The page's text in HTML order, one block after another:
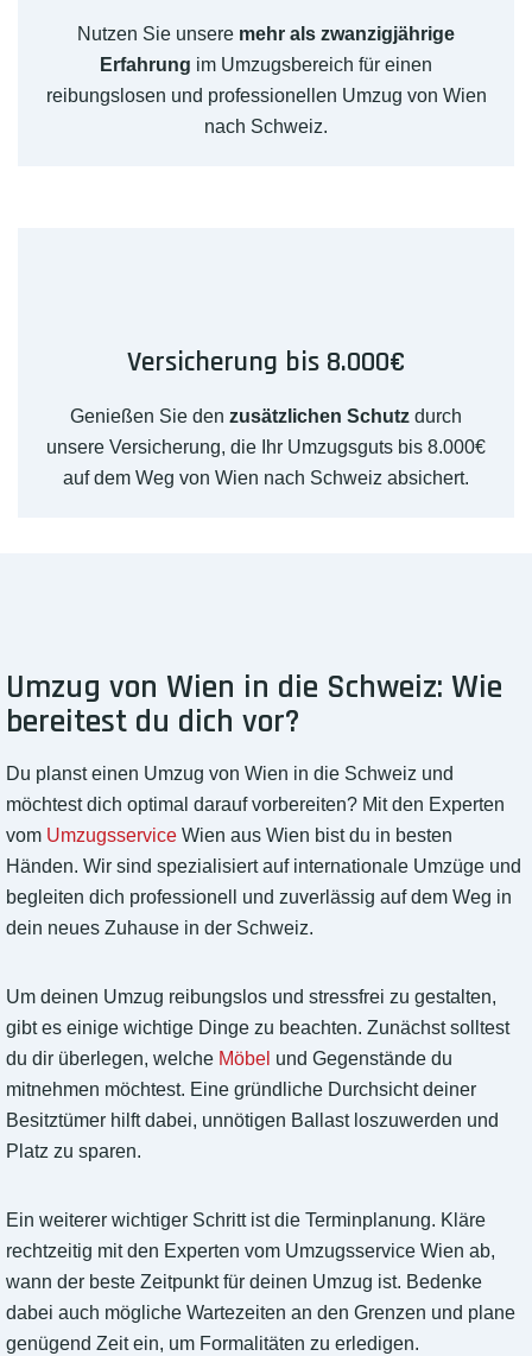
Nutzen Sie unsere mehr als zwanzigjährige
Erfahrung im Umzugsbereich für einen
reibungslosen und professionellen Umzug von Wien
nach Schweiz.
Versicherung bis 8.000€
Genießen Sie den zusätzlichen Schutz durch
unsere Versicherung, die Ihr Umzugsguts bis 8.000€
auf dem Weg von Wien nach Schweiz absichert.
Umzug von Wien in die Schweiz: Wie
bereitest du dich vor?
Du planst einen Umzug von Wien in die Schweiz und
möchtest dich optimal darauf vorbereiten? Mit den Experten
vom Umzugsservice Wien aus Wien bist du in besten
Händen. Wir sind spezialisiert auf internationale Umzüge und
begleiten dich professionell und zuverlässig auf dem Weg in
dein neues Zuhause in der Schweiz.
Um deinen Umzug reibungslos und stressfrei zu gestalten,
gibt es einige wichtige Dinge zu beachten. Zunächst solltest
du dir überlegen, welche Möbel und Gegenstände du
mitnehmen möchtest. Eine gründliche Durchsicht deiner
Besitztümer hilft dabei, unnötigen Ballast loszuwerden und
Platz zu sparen.
Ein weiterer wichtiger Schritt ist die Terminplanung. Kläre
rechtzeitig mit den Experten vom Umzugsservice Wien ab,
wann der beste Zeitpunkt für deinen Umzug ist. Bedenke
dabei auch mögliche Wartezeiten an den Grenzen und plane
genügend Zeit ein, um Formalitäten zu erledigen.